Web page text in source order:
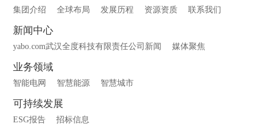
集团介绍 全球布局 发展历程 资源资质 联系我们
新闻中心
yabo.com武汉全度科技有限责任公司新闻 媒体聚焦
业务领域
智能电网 智慧能源 智慧城市
可持续发展
ESG报告 招标信息